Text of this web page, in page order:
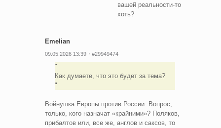
вашей реальности-то
хоть?
Emelian
09.05.2026 13:39 #29949474
Как думаете, что это будет за тема?
Войнушка Европы против России. Вопрос,
только, кого назначат «крайними»? Поляков,
прибалтов или, все же, англов и саксов, то